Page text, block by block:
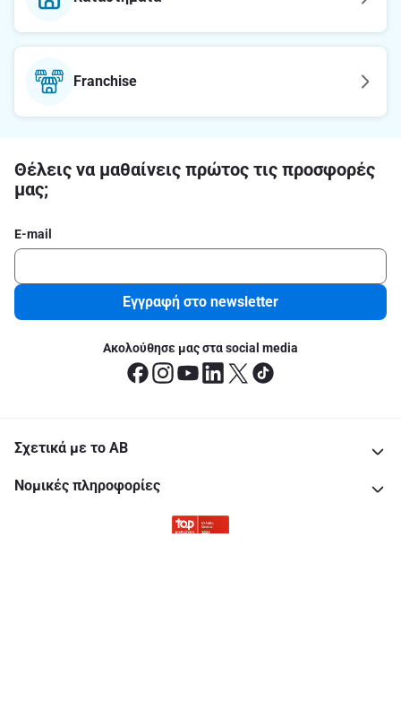
Franchise
Θέλεις να μαθαίνεις πρώτος τις προσφορές
μας;
E-mail
Εγγραφή στο newsletter
Ακολούθησε μας στα social media
Σχετικά με το ΑΒ
Νομικές πληροφορίες